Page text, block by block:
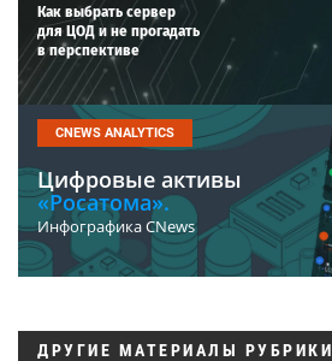
Как выбрать сервер
для ЦОД и не прогадать
в перспективе
CNEWS ANALYTICS
Цифровые активы
«Росатома».
Инфографика CNews
ДРУГИЕ МАТЕРИАЛЫ РУБРИКИ